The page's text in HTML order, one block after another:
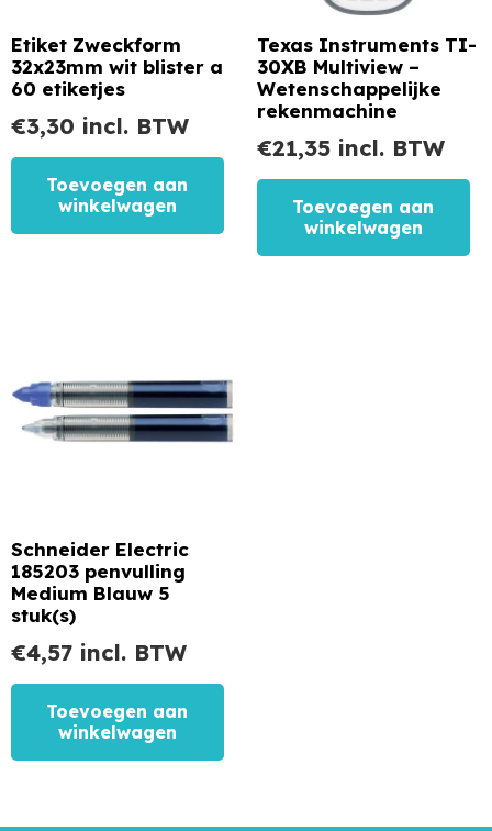
Etiket Zweckform
32x23mm wit blister a
60 etiketjes
€3,30 incl. BTW
Toevoegen aan
winkelwagen
Texas Instruments TI-
30XB Multiview –
Wetenschappelijke
rekenmachine
€21,35 incl. BTW
Toevoegen aan
winkelwagen
Schneider Electric
185203 penvulling
Medium Blauw 5
stuk(s)
€4,57 incl. BTW
Toevoegen aan
winkelwagen